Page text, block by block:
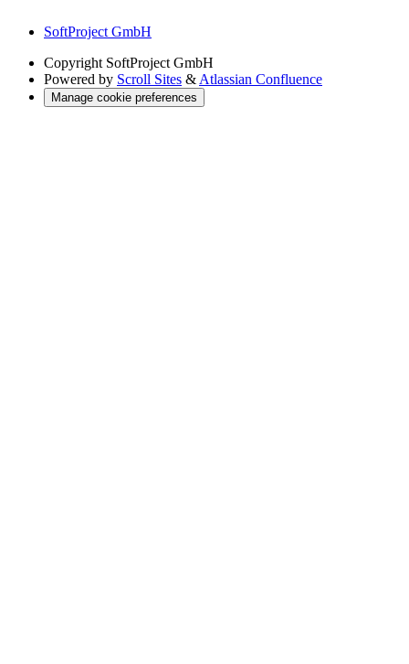
SoftProject GmbH
Copyright SoftProject GmbH
Powered by Scroll Sites & Atlassian Confluence
Manage cookie preferences